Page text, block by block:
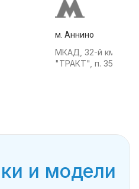
м. Аннино
МКАД, 32-й км, АТК
"ТРАКТ", п. 35
и модели